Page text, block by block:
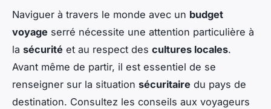
Naviguer à travers le monde avec un budget
voyage serré nécessite une attention particulière à
la sécurité et au respect des cultures locales.
Avant même de partir, il est essentiel de se
renseigner sur la situation sécuritaire du pays de
destination. Consultez les conseils aux voyageurs